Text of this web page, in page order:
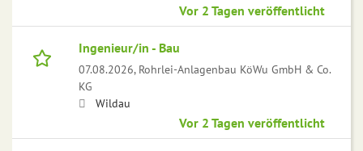
Vor 2 Tagen veröffentlicht
Ingenieur/in - Bau
07.08.2026, Rohrlei-Anlagenbau KöWu GmbH & Co.
KG
Wildau
Vor 2 Tagen veröffentlicht